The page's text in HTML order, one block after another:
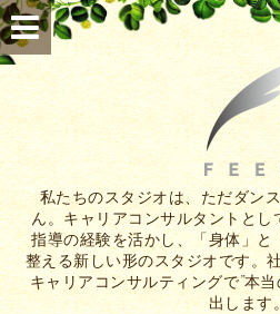
私たちのスタジオは、ただダン
ん。キャリアコンサルタントと
指導の経験を活かし、「身体」
整える新しい形のスタジオです。
キャリアコンサルティングで”本当
出します